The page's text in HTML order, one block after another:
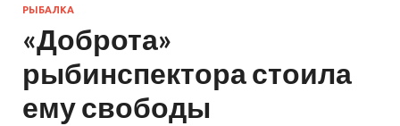
РЫБАЛКА
«Доброта»
рыбинспектора стоила
ему свободы